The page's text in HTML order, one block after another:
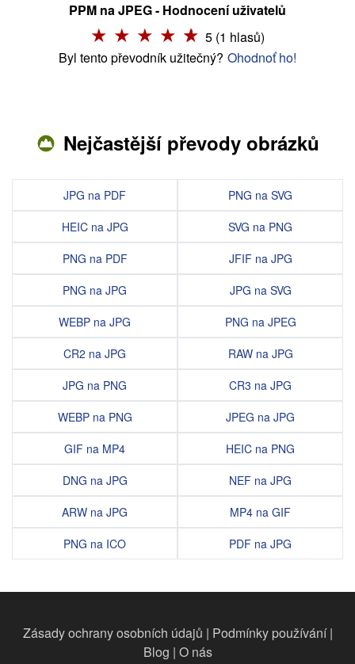
PPM na JPEG - Hodnocení uživatelů
5 (1 hlasů)
Byl tento převodník užitečný? Ohodnoť ho!
Nejčastější převody obrázků
JPG na PDF
HEIC na JPG
PNG na PDF
PNG na JPG
WEBP na JPG
CR2 na JPG
JPG na PNG
WEBP na PNG
GIF na MP4
DNG na JPG
ARW na JPG
PNG na ICO
PNG na SVG
SVG na PNG
JFIF na JPG
JPG na SVG
PNG na JPEG
RAW na JPG
CR3 na JPG
JPEG na JPG
HEIC na PNG
NEF na JPG
MP4 na GIF
PDF na JPG
Zásady ochrany osobních údajů | Podmínky používání|
Blog | O nás